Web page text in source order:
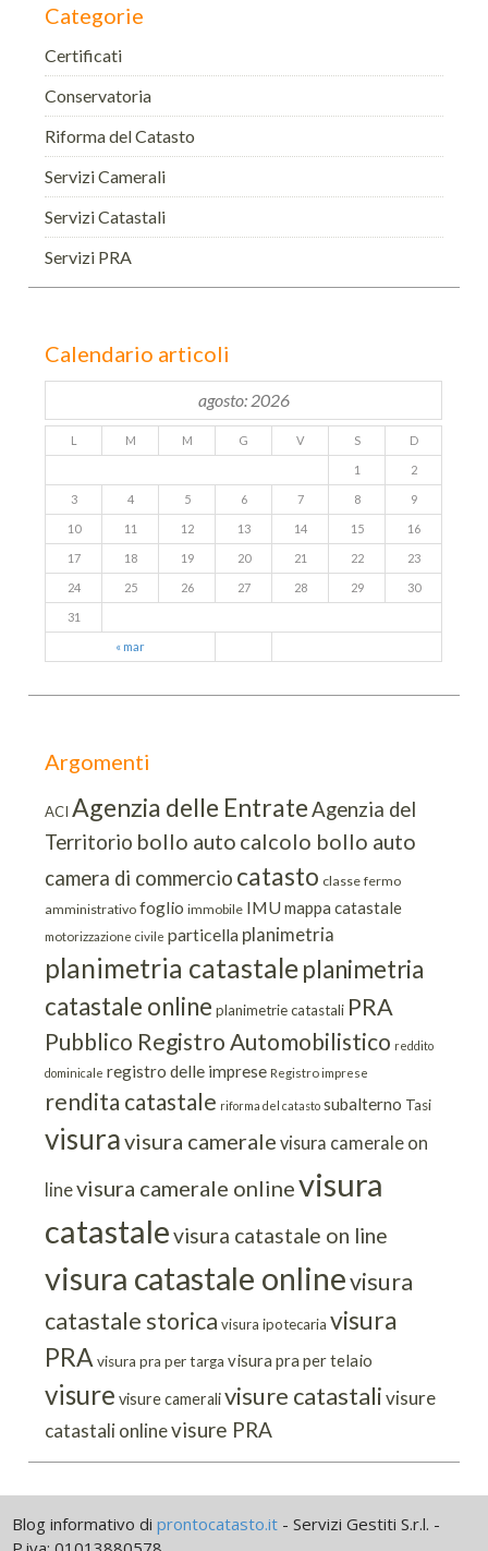
Categorie
Certificati
Conservatoria
Riforma del Catasto
Servizi Camerali
Servizi Catastali
Servizi PRA
Calendario articoli
agosto: 2026
L M M G V S D
« mar
1 2
3 4 5 6 7 8 9
10 11 12 13 14 15 16
17 18 19 20 21 22 23
24 25 26 27 28 29 30
31
Argomenti
ACI Agenzia delle EntrateAgenzia del
Territorio bollo auto calcolo bollo auto
camera di commercio catasto classe fermo
amministrativo foglio immobile IMUmappa catastale
motorizzazione civile particella planimetria
planimetria catastaleplanimetria
catastale online planimetrie catastali PRA
Pubblico Registro Automobilistico reddito
dominicale registro delle imprese Registro imprese
rendita catastale riforma del catasto subalterno Tasi
visuravisura camerale visura camerale on
linevisura camerale onlinevisura
catastalevisura catastale on line
visura catastale onlinevisura
catastale storica visura ipotecaria visura
PRA visura pra per targa visura pra per telaio
visure visure cameralivisure catastali visure
catastali onlinevisure PRA
Blog informativo diprontocatasto.it - Servizi Gestiti S.r.l. -